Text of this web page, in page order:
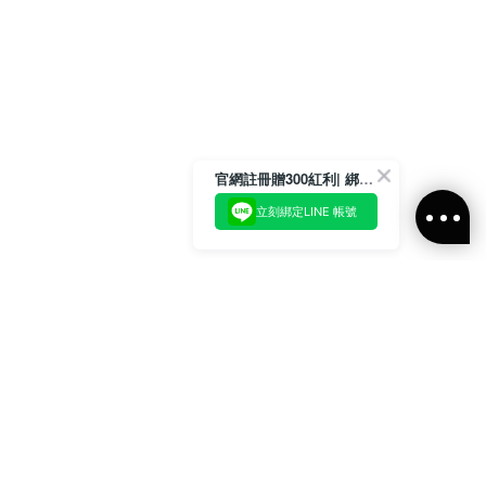
官網註冊贈300紅利| 綁定LINE再領取專屬優惠
立刻綁定LINE 帳號